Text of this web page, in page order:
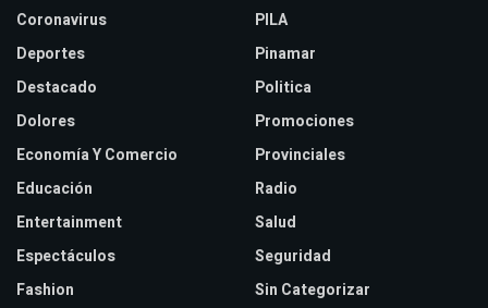
Coronavirus
Deportes
Destacado
Dolores
Economía Y Comercio
Educación
Entertainment
Espectáculos
Fashion
PILA
Pinamar
Politica
Promociones
Provinciales
Radio
Salud
Seguridad
Sin Categorizar